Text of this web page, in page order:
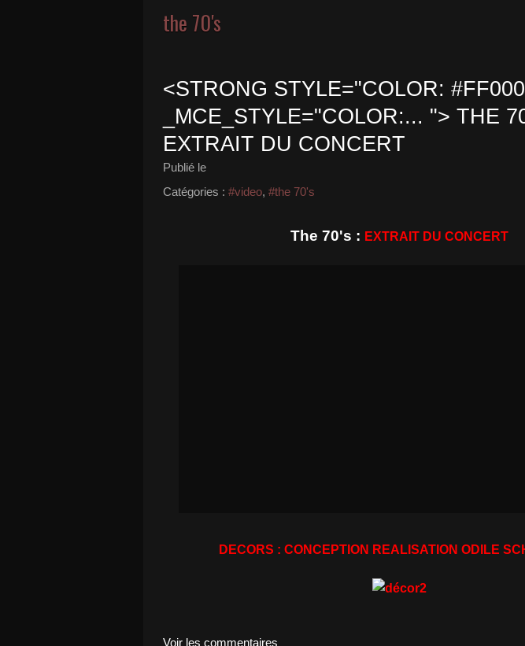
the 70's
<STRONG STYLE="COLOR:
_MCE_STYLE="COLOR:... "> THE
EXTRAIT DU CONCERT
Publié le
Catégories : #video, #the 70's
The 70's : EXTRAIT DU CONCERT
DECORS : CONCEPTION REALISATION ODILE
Voir les commentaires